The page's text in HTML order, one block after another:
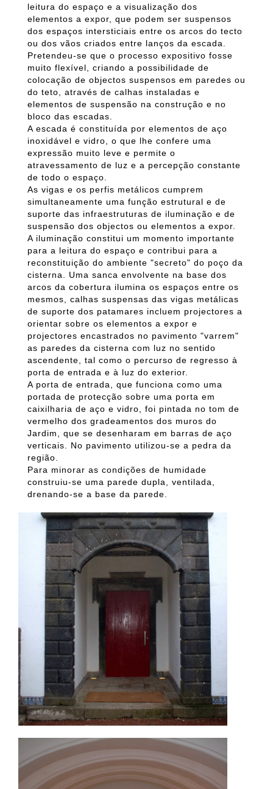
leitura do espaço e a visualização dos
elementos a expor, que podem ser suspensos
dos espaços intersticiais entre os arcos do tecto
ou dos vãos criados entre lanços da escada.
Pretendeu-se que o processo expositivo fosse
muito flexível, criando a possibilidade de
colocação de objectos suspensos em paredes ou
do teto, através de calhas instaladas e
elementos de suspensão na construção e no
bloco das escadas.
A escada é constituída por elementos de aço
inoxidável e vidro, o que lhe confere uma
expressão muito leve e permite o
atravessamento de luz e a percepção constante
de todo o espaço.
As vigas e os perfis metálicos cumprem
simultaneamente uma função estrutural e de
suporte das infraestruturas de iluminação e de
suspensão dos objectos ou elementos a expor.
A iluminação constitui um momento importante
para a leitura do espaço e contribui para a
reconstituição do ambiente "secreto" do poço da
cisterna. Uma sanca envolvente na base dos
arcos da cobertura ilumina os espaços entre os
mesmos, calhas suspensas das vigas metálicas
de suporte dos patamares incluem projectores a
orientar sobre os elementos a expor e
projectores encastrados no pavimento "varrem"
as paredes da cisterna com luz no sentido
ascendente, tal como o percurso de regresso à
porta de entrada e à luz do exterior.
A porta de entrada, que funciona como uma
portada de protecção sobre uma porta em
caixilharia de aço e vidro, foi pintada no tom de
vermelho dos gradeamentos dos muros do
Jardim, que se desenharam em barras de aço
verticais. No pavimento utilizou-se a pedra da
região.
Para minorar as condições de humidade
construiu-se uma parede dupla, ventilada,
drenando-se a base da parede.